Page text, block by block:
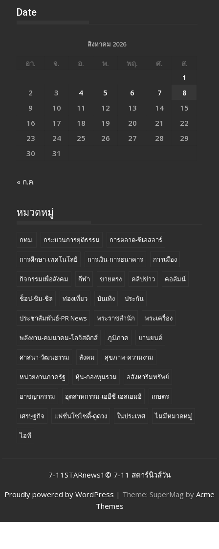
Date
สิงหาคม 2026
อา. จ. อ. พ. พฤ. ศ.
ส.
1
2
3 4 5 6 7
8
9
10 11 12 13 14
15
16
17 18 19 20 21
22
23
24 25 26 27 28
29
30
31
« ก.ค.
หมวดหมู่
กทม. กระบวนการยุติธรรม การตลาด-ซีเอสอาร์
การศึกษา-เทคโนโลยี การเงิน-การธนาคาร การเมือง
กิจกรรมเพื่อสังคม กีฬา ขายตรง คลิปข่าว คอลัมน์
ช็อป-ชิม-ชิล ท่องเที่ยว บันเทิง ประกัน
ประชาสัมพันธ์-PR News พระราชสำนัก พระเครื่อง
พลังงาน-คมนาคม-โลจิสติกส์ ภูมิภาค ยานยนต์
ศาสนา-วัฒนธรรม สังคม สุขภาพ-ความงาม
หน่วยงานภาครัฐ หุ้น-กองทุนรวม อสังหาริมทรัพย์
อาชญากรรม อุตสาหกรรม-เออีซี-เอสเอมอี เกษตร
เศรษฐกิจ แฟชั่นโซไซตี้-ดูดวง ในประเทศ ไม่มีหมวดหมู่
ไอที
7-11STARnews1© 7-11 สตาร์นิวส์วัน
Proudly powered by WordPress | Theme: SuperMag by Acme
Themes